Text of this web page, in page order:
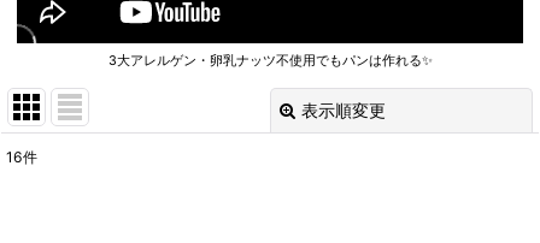
3大アレルゲン・卵乳ナッツ不使用でもパンは作れる✨
表示順変更
16件